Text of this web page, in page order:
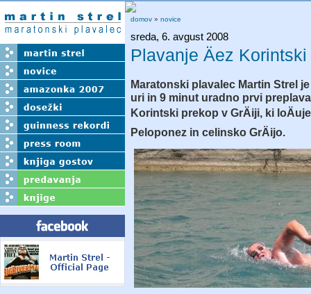
domov » novice
sreda, 6. avgust 2008
Plavanje Äez
Maratonski plavalec Martin Strel
uri in 9 minut uradno prvi
Korintski prekop v GrÄiji, ki
Peloponez in celinsko GrÄijo.